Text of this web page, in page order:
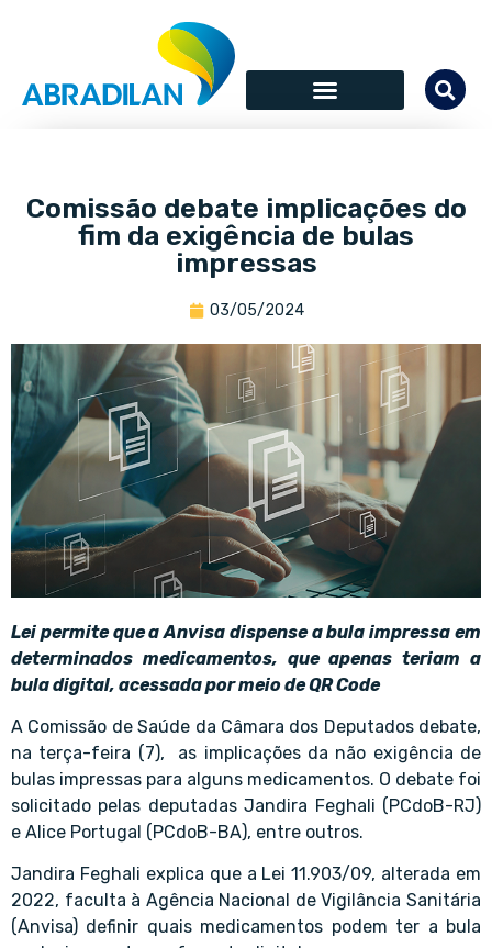
Comissão debate implicações do
fim da exigência de bulas
impressas
03/05/2024
Lei permite que a Anvisa dispense a bula impressa em
determinados medicamentos, que apenas teriam a
bula digital, acessada por meio de QR Code
A Comissão de Saúde da Câmara dos Deputados debate,
na terça-feira (7), as implicações da não exigência de
bulas impressas para alguns medicamentos. O debate foi
solicitado pelas deputadas Jandira Feghali (PCdoB-RJ)
e Alice Portugal (PCdoB-BA), entre outros.
Jandira Feghali explica que a Lei 11.903/09, alterada em
2022, faculta à Agência Nacional de Vigilância Sanitária
(Anvisa) definir quais medicamentos podem ter a bula